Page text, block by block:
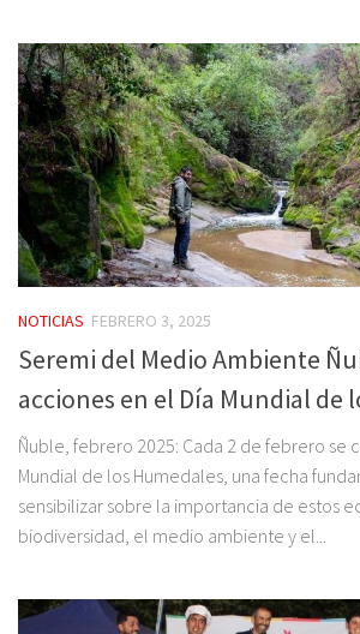
NOTICIAS FEBRERO 3, 2025
Seremi del Medio Ambiente
acciones en el Día Mundial de
Ñuble, febrero 2025: Cada 2 de febrero se
Mundial de los Humedales, una fecha
sensibilizar sobre la importancia de estos
biodiversidad, el medio ambiente y el...